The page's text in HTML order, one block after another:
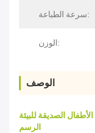
سرعة الطباعة:
الوزن:
الوصف
الصديقة للبيئة
الرسم